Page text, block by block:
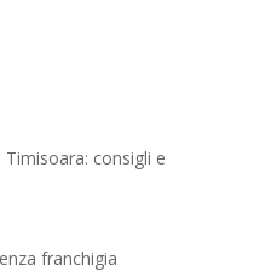
Timisoara: consigli e
franchigia